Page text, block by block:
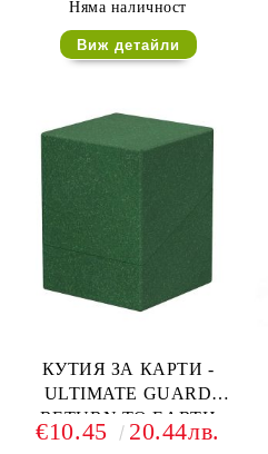
Няма наличност
Виж детайли
КУТИЯ ЗА КАРТИ -
ULTIMATE GUARD
RETURN TO EARTH
BOULDER DECK CASE
€10.45 20.44лв.